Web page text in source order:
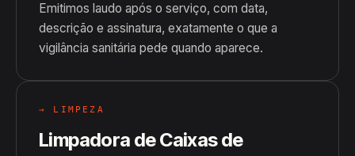
Emitimos laudo após o serviço, com data,
descrição e assinatura, exatamente o que a
vigilância sanitária pede quando aparece.
→ LIMPEZA
Limpadora de Caixas de